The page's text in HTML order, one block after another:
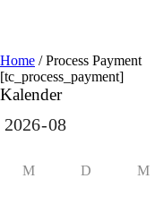
Home /Process Payment
[tc_process_payment]
Kalender
M D M